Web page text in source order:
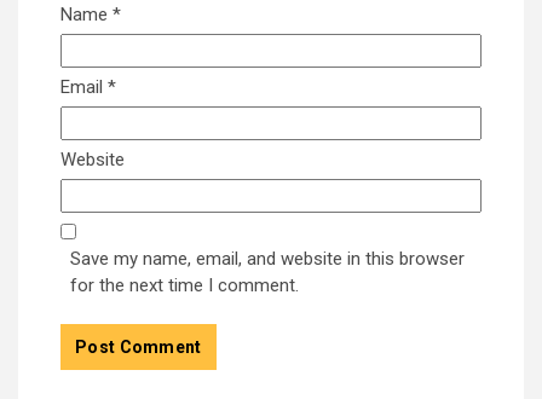
Name *
Email *
Website
Save my name, email, and website in this browser
for the next time I comment.